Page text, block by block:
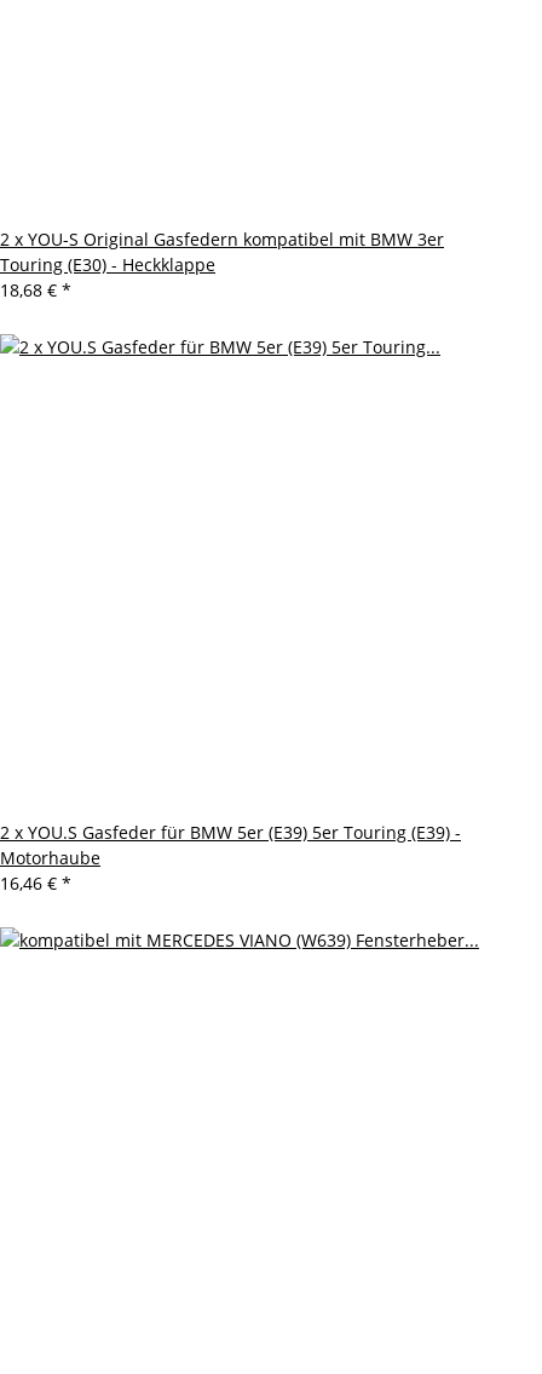
2 x YOU-S Original Gasfedern kompatibel mit BMW 3er
Touring (E30) - Heckklappe
18,68 € *
2 x YOU.S Gasfeder für BMW 5er (E39) 5er Touring (E39) -
Motorhaube
16,46 € *